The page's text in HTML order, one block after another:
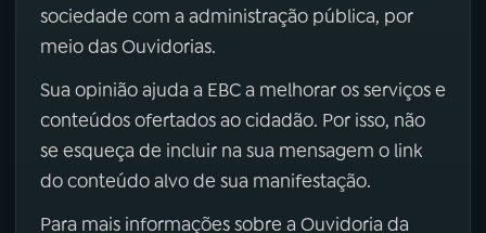
sociedade com a administração pública, por
meio das Ouvidorias.
Sua opinião ajuda a EBC a melhorar os serviços e
conteúdos ofertados ao cidadão. Por isso, não
se esqueça de incluir na sua mensagem o link
do conteúdo alvo de sua manifestação.
Para mais informações sobre a Ouvidoria da